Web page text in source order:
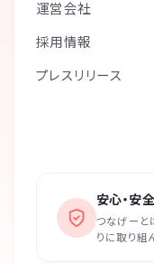
運営会社
採用情報
プレスリリース
安心・安
つなげーと
りに取り組